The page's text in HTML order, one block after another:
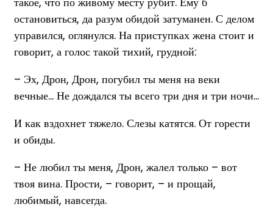
остановиться, да разум обидой затуманен. С делом
управился, оглянулся. На приступках жена стоит и
говорит, а голос такой тихий, грудной:
– Эх, Дрон, Дрон, погубил ты меня на веки
вечные… Не дождался ты всего три дня и три ночи…
И как вздохнет тяжело. Слезы катятся. От горести
и обиды.
– Не любил ты меня, Дрон, жалел только – вот
твоя вина. Прости, – говорит, – и прощай,
любимый, навсегда.